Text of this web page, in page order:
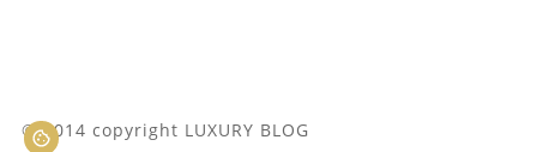
© 2014 copyright LUXURY BLOG